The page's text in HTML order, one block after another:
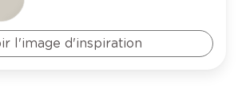
l'image d'inspiration